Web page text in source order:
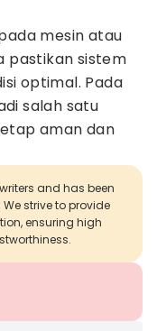
mesin atau
pastikan sistem
optimal. Pada
salah satu
aman dan
and has been
strive to provide
ensuring high